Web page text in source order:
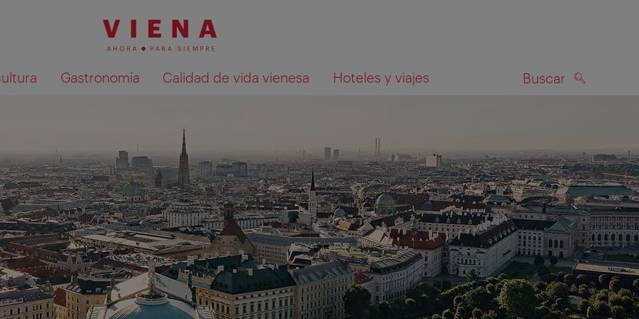
Gastronomía Calidad de vida vienesa Hoteles y viajes Buscar